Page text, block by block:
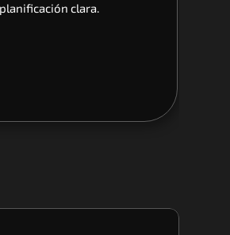
clara.